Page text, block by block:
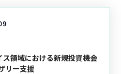
領域における新規投資機会
リー支援